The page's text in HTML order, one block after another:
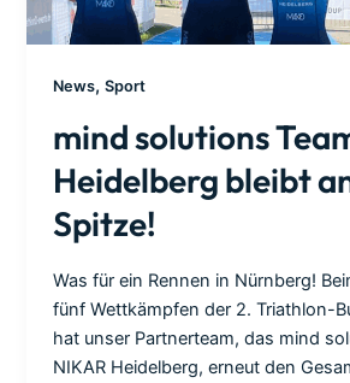
News,Sport
mind solutions
Heidelberg bleibt
Spitze!
Was für ein Rennen in Nürnberg!
fünf Wettkämpfen der 2. Triathlon-
hat unser Partnerteam, das mind
NIKAR Heidelberg, erneut den